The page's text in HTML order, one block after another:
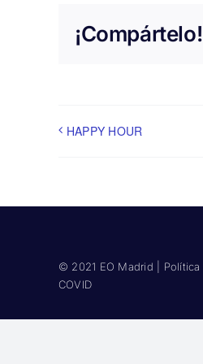
¡Compártelo!
HAPPY HOUR
© 2021 EO Madrid |
COVID